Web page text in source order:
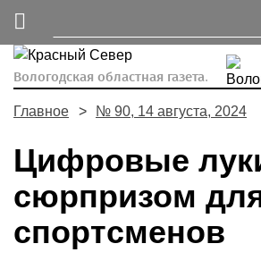
Вологодская областная газета.
Главное № 90, 14 августа, 2024
Цифровые
сюрпризом
спортсменов